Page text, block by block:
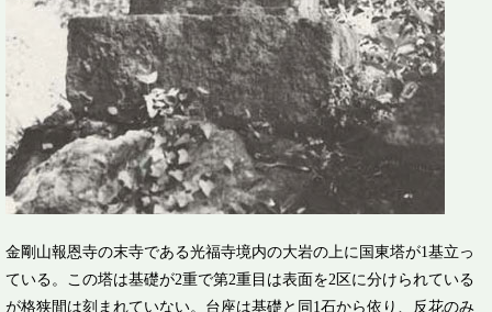
金剛山報恩寺の末寺である光福寺境内の大岩の上に国東塔が1基立っ
ている。この塔は基礎が2重で第2重目は表面を2区に分けられている
が格狭間は刻まれていない。台座は基礎と同1石から依り、反花のみ